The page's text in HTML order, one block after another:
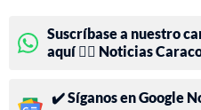
Suscríbase a nuestro
aquí 👉🏻 Noticias
✔️ Síganos en Google